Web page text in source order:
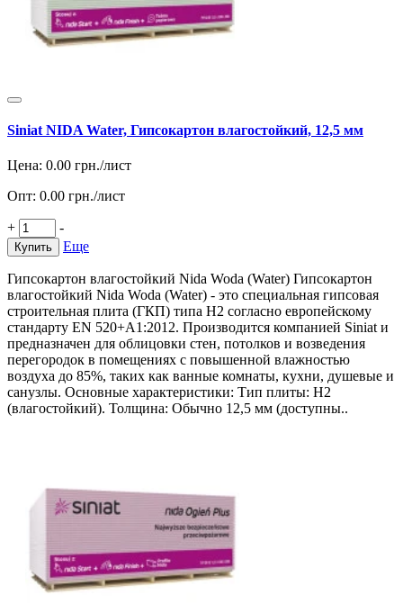
Siniat NIDA Water, Гипсокартон влагостойкий, 12,5 мм
Цена: 0.00 грн./лист
Опт: 0.00 грн./лист
+ -
Купить Еще
Гипсокартон влагостойкий Nida Woda (Water) Гипсокартон
влагостойкий Nida Woda (Water) - это специальная гипсовая
строительная плита (ГКП) типа H2 согласно европейскому
стандарту EN 520+A1:2012. Производится компанией Siniat и
предназначен для облицовки стен, потолков и возведения
перегородок в помещениях с повышенной влажностью
воздуха до 85%, таких как ванные комнаты, кухни, душевые и
санузлы. Основные характеристики: Тип плиты: H2
(влагостойкий). Толщина: Обычно 12,5 мм (доступны..